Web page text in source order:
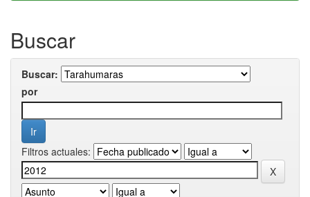
Buscar
Buscar:
por
Filtros actuales: